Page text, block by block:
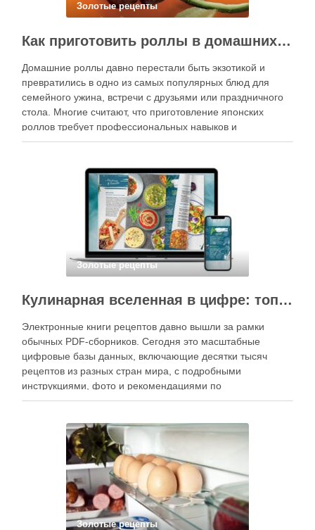
Золотые рецепты
Как приготовить роллы в домашних условиях?
Домашние роллы давно перестали быть экзотикой и
превратились в одно из самых популярных блюд для
семейного ужина, встречи с друзьями или праздничного
стола. Многие считают, что приготовление японских
роллов требует профессиональных навыков и
специального оборудования, однако на практике сделать
кухне. Главное — …
Золотые рецепты
Кулинарная вселенная в цифре: топ-3 самых больших электронных книг рецептов
Электронные книги рецептов давно вышли за рамки
обычных PDF-сборников. Сегодня это масштабные
цифровые базы данных, включающие десятки тысяч
рецептов из разных стран мира, с подробными
инструкциями, фото и рекомендациями по
приготовлению. В отличие от печатных изданий,
контент, расширять коллекции блюд и добавлять новые
функции. Ниже …
Золотые рецепты